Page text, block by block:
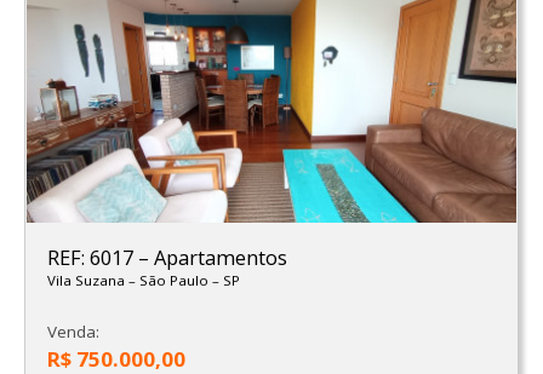
REF: 6017 – Apartamentos
Vila Suzana – São Paulo – SP
Venda:
R$ 750.000,00